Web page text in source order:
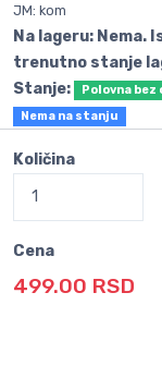
JM: kom
Na lageru: Nema.
trenutno stanje
Stanje:
Polovna
Nema na stanju
Količina
Cena
499.00 RSD